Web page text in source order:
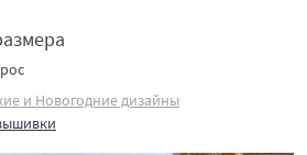
и Новогодние дизайны